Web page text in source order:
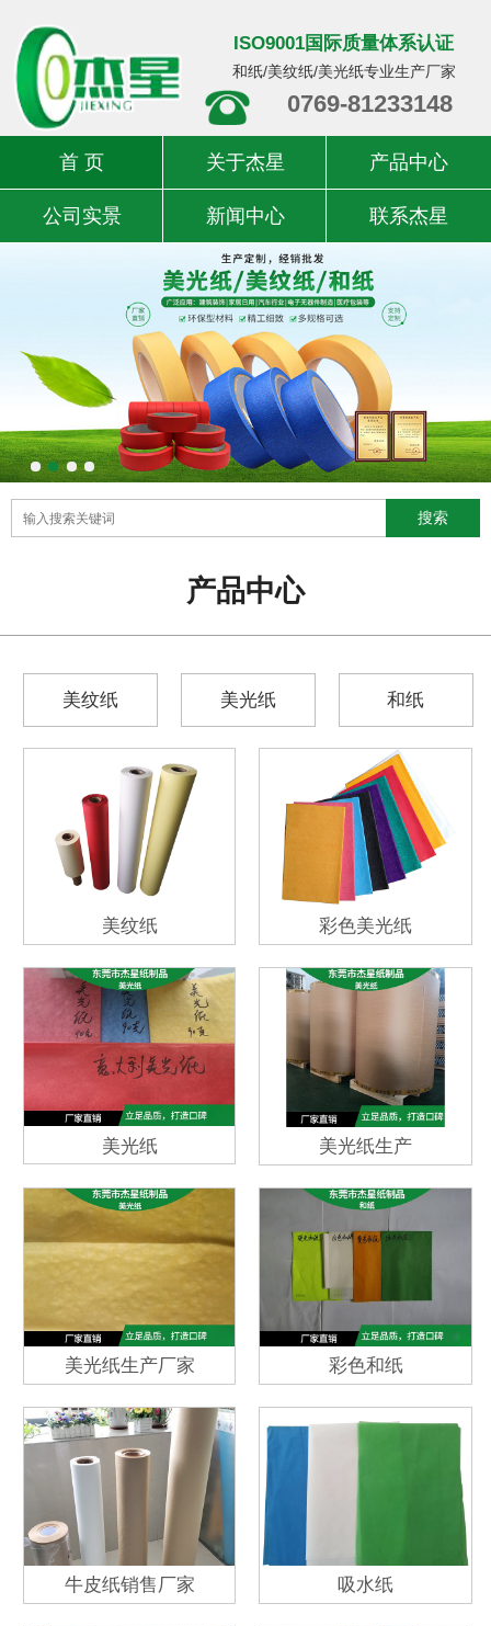
ISO9001国际质量体系认证
和纸/美纹纸/美光纸专业生产厂家
0769-81233148
首 页 关于杰星 产品中心
公司实景 新闻中心 联系杰星
产品中心
美纹纸 美光纸 和纸
美纹纸 彩色美光纸
美光纸 美光纸生产
美光纸生产厂家 彩色和纸
牛皮纸销售厂家 吸水纸